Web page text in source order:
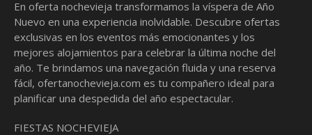
En oferta nochevieja transformamos la víspera de Año
Nuevo en una experiencia inolvidable. Descubre ofertas
exclusivas en los eventos más emocionantes y los
mejores alojamientos para celebrar la última noche del
año. Te brindamos una navegación fluida y una reserva
fácil,ofertanochevieja.com es tu compañero ideal para
planificar una despedida del año espectacular.
FIESTAS NOCHEVIEJA